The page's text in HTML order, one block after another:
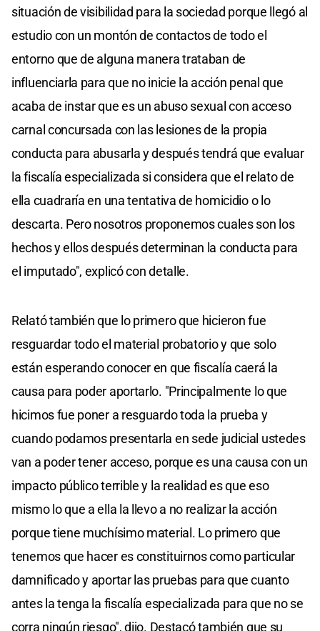
situación de visibilidad para la sociedad porque llegó al
estudio con un montón de contactos de todo el
entorno que de alguna manera trataban de
influenciarla para que no inicie la acción penal que
acaba de instar que es un abuso sexual con acceso
carnal concursada con las lesiones de la propia
conducta para abusarla y después tendrá que evaluar
la fiscalía especializada si considera que el relato de
ella cuadraría en una tentativa de homicidio o lo
descarta. Pero nosotros proponemos cuales son los
hechos y ellos después determinan la conducta para
el imputado", explicó con detalle.
Relató también que lo primero que hicieron fue
resguardar todo el material probatorio y que solo
están esperando conocer en que fiscalía caerá la
causa para poder aportarlo. "Principalmente lo que
hicimos fue poner a resguardo toda la prueba y
cuando podamos presentarla en sede judicial ustedes
van a poder tener acceso, porque es una causa con un
impacto público terrible y la realidad es que eso
mismo lo que a ella la llevo a no realizar la acción
porque tiene muchísimo material. Lo primero que
tenemos que hacer es constituirnos como particular
damnificado y aportar las pruebas para que cuanto
antes la tenga la fiscalía especializada para que no se
corra ningún riesgo", dijo. Destacó también que su